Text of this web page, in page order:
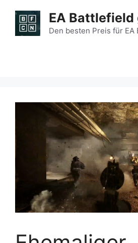
Inhalt
springen
EA
Den besten Preis für